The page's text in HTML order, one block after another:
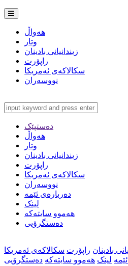
هەواڵ
وتار
زیندانیانی بادینان
راپۆرت
سکالاکەی ئەمریکا
نووسەران
دەستپێک
هەواڵ
وتار
زیندانیانی بادینان
راپۆرت
سکالاکەی ئەمریکا
نووسەران
دەربارەی ئێمە
لینک
هەموو سایتەکە
دەستگرۆیی
بادینان راپۆرت سکالاکەی ئەمریکا
لینک هەموو سایتەکە دەستگرۆیی